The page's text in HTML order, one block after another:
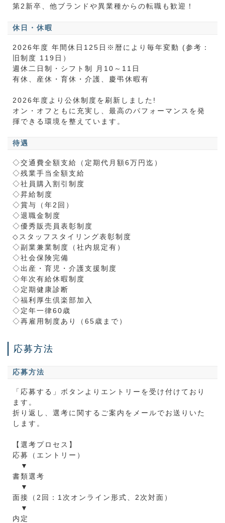
第2新卒、他ブランドや異業種からの転職も歓迎！
休日・休暇
2026年度 年間休日125日※暦により毎年変動 (参考：
旧制度 119日）
週休二日制・シフト制 月10～11日
有休、産休・育休・介護、慶弔休暇有
2026年度より公休制度を刷新しました!
オン・オフともに充実し、最高のパフォーマンスを発
揮できる環境を整えています。
待遇
◇交通費全額支給（定期代月額6万円迄）
◇残業手当全額支給
◇社員購入割引制度
◇昇給制度
◇賞与（年2回）
◇退職金制度
◇優秀販売員表彰制度
◇スタッフスタイリング表彰制度
◇副業兼業制度（社内規定有）
◇社会保険完備
◇出産・育児・介護支援制度
◇年次有給休暇制度
◇定期健康診断
◇福利厚生倶楽部加入
◇定年一律60歳
◇再雇用制度あり（65歳まで）
応募方法
応募方法
「応募する」ボタンよりエントリーを受け付けており
ます。
折り返し、選考に関するご案内をメールでお送りいた
します。
【選考プロセス】
応募（エントリー）
▼
書類選考
▼
面接（2回：1次オンライン形式、2次対面）
▼
内定